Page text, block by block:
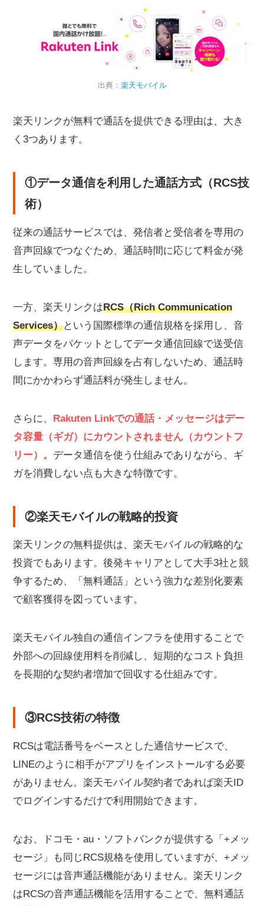
無料通話の範囲
楽天リンクで通話料が発生するケース
標準電話アプリから発信した場合
ログアウト状態での着信
初期設定手順
トラブル時の対処法
まとめ｜楽天リンクが無料で使える理由と注意点
出典： 楽天モバイル
楽天リンクが無料で通話を提供できる理由は、大き
く3つあります。
①データ通信を利用した通話方式（RCS技
術）
従来の通話サービスでは、発信者と受信者を専用の
音声回線でつなぐため、通話時間に応じて料金が発
生していました。
一方、楽天リンクはRCS（Rich Communication
Services）という国際標準の通信規格を採用し、音
声データをパケットとしてデータ通信回線で送受信
します。専用の音声回線を占有しないため、通話時
間にかかわらず通話料が発生しません。
さらに、 Rakuten Linkでの通話・メッセージはデー
タ容量（ギガ）にカウントされません（カウントフ
リー）。 データ通信を使う仕組みでありながら、ギ
ガを消費しない点も大きな特徴です。
②楽天モバイルの戦略的投資
楽天リンクの無料提供は、楽天モバイルの戦略的な
投資でもあります。後発キャリアとして大手3社と競
争するため、「無料通話」という強力な差別化要素
で顧客獲得を図っています。
楽天モバイル独自の通信インフラを使用することで
外部への回線使用料を削減し、短期的なコスト負担
を長期的な契約者増加で回収する仕組みです。
③RCS技術の特徴
RCSは電話番号をベースとした通信サービスで、
LINEのように相手がアプリをインストールする必要
がありません。楽天モバイル契約者であれば楽天ID
でログインするだけで利用開始できます。
なお、ドコモ・au・ソフトバンクが提供する「+メッ
セージ」も同じRCS規格を使用していますが、+メッ
セージには音声通話機能がありません。楽天リンク
はRCSの音声通話機能を活用することで、無料通話